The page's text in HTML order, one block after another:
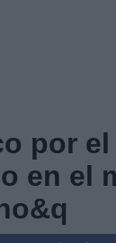
por
en el